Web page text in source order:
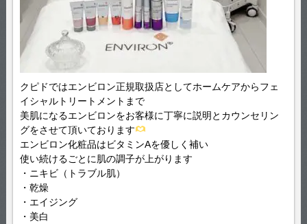
クピドではエンビロン正規取扱店としてホームケアからフェ
イシャルトリートメントまで
美肌になるエンビロンをお客様に丁寧に説明とカウンセリン
グをさせて頂いております
エンビロン化粧品はビタミンAを優しく補い
使い続けるごとに肌の調子が上がります
・ニキビ（トラブル肌）
・乾燥
・エイジング
・美白